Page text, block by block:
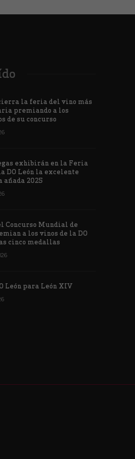
XIV
cierra la feria del vino más
premiando a los
de su concurso
exhibirán en la Feria
DO León la excelente
añada 2025
Concurso Mundial de
a los vinos de la DO
cinco medallas
León para León XIV